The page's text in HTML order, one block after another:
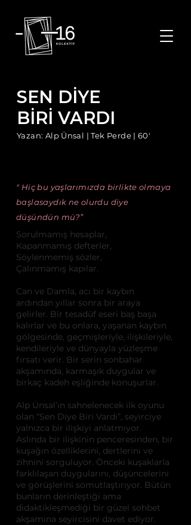
SEN DİYE
BİRİ VARDI
Yazan: Alp Ünsal | Tek Perde | 60'
Sorulmamış hesaplar,
Kapanmamış defterler,
Söylenmemiş sözler,
Çalınmamış kapılar.
Can ve Damla, acı bir kaybın
ardından yıllar sonra bir araya
gelirler. Bir tesadüf eseri baş başa
kalırlar ve bu onlara, yaşanan kaybın
gölgesinde, geçmişleriyle, ilişkileriyle,
kendileriyle ve dünyayla yüzleşme
fırsatı verir. Bir serin sonbahar
akşamında, karmaşık duygular ve
birkaç kadeh eşliğinde konuşurlar.
Alp Ünsal’ın sahnelenecek ilk oyunu
olan “Sen Diye Biri Vardı”, seyirciye
yalnızca bir ilişkiyi anlatmıyor.
Aslında bir ilişkinin penceresinden, bir
kuşağın özelliklerini, dertlerini ve
zihnini sorguluyor. Önceki kuşaklarla
farklılaşan duygularını, düşüncelerini
ve görüşlerini somutlaştırıyor. Bütün
bunların derinleştiği ama
didaktikleşmediği bir güzel sohbet
akşamına seyircisini davet ediyor.
" Hiç bu yaşlarımızda birlikte olmaya
başlasaydık ne olurdu diye
düşündün mü?”